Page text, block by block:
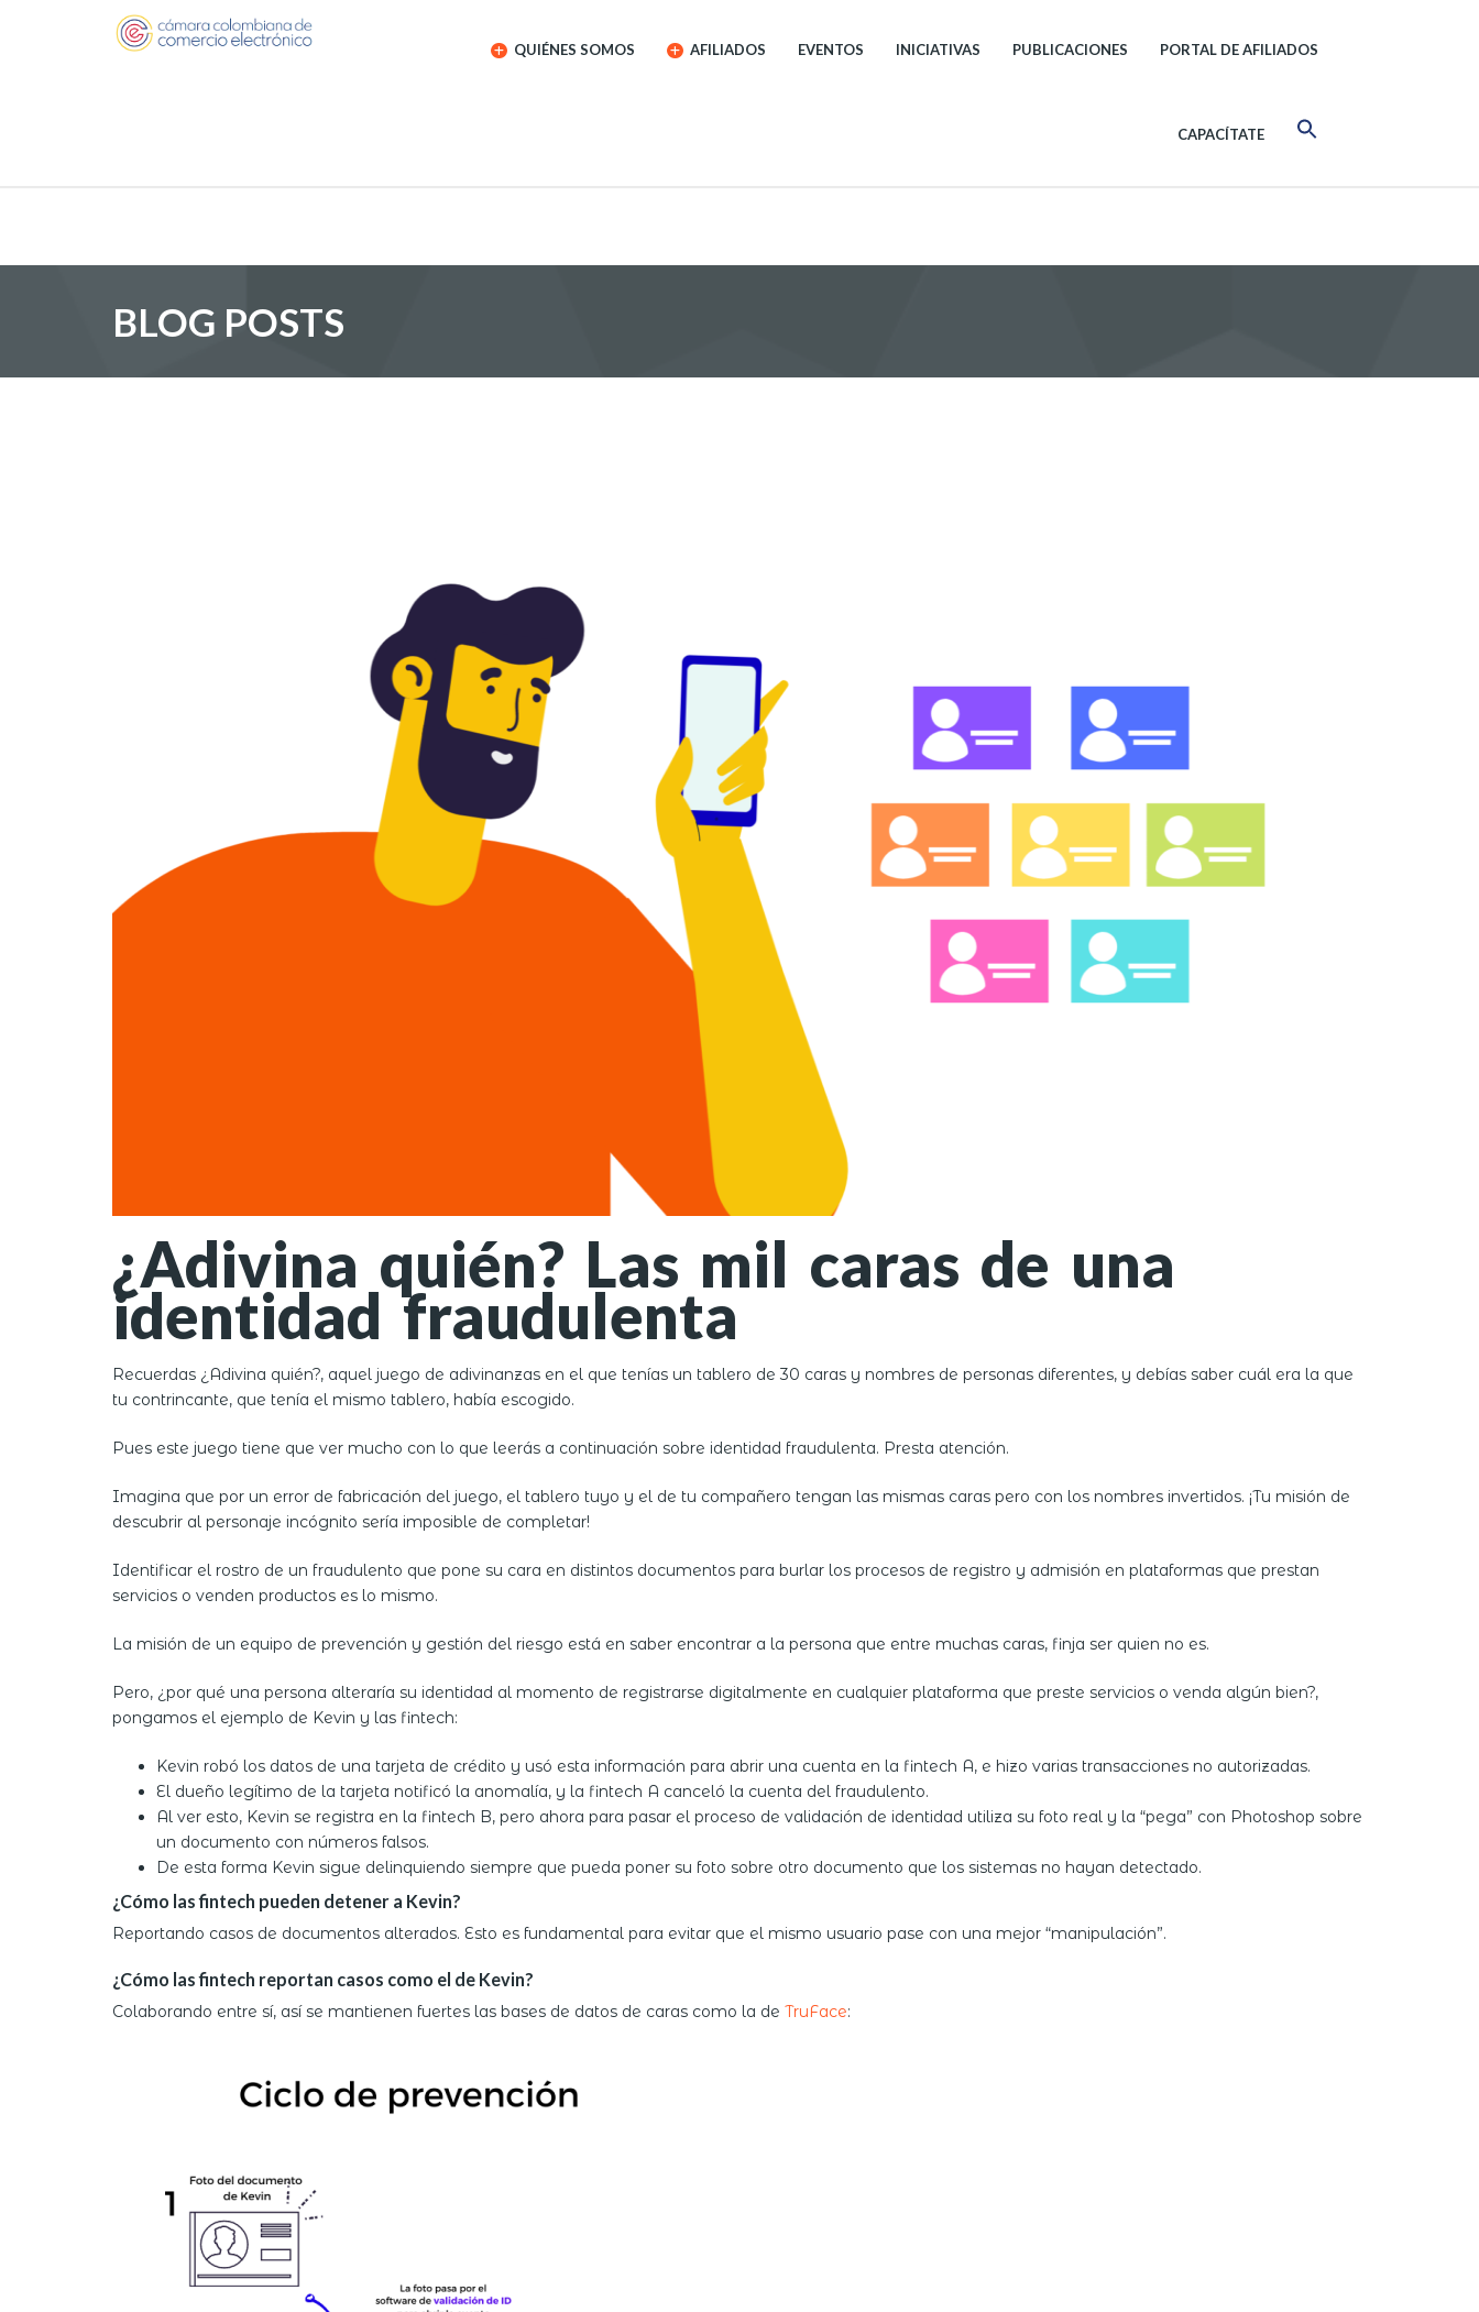
QUIÉNES SOMOS AFILIADOS EVENTOS INICIATIVAS PUBLICACIONES PORTAL DE AFILIADOS
CAPACÍTATE
BLOG POSTS
¿Adivina quién? Las mil caras de una
identidad fraudulenta
Recuerdas ¿Adivina quién?, aquel juego de adivinanzas en el que tenías un tablero de 30 caras y nombres de personas diferentes, y debías saber cuál era la que
tu contrincante, que tenía el mismo tablero, había escogido.
Pues este juego tiene que ver mucho con lo que leerás a continuación sobre identidad fraudulenta. Presta atención.
Imagina que por un error de fabricación del juego, el tablero tuyo y el de tu compañero tengan las mismas caras pero con los nombres invertidos. ¡Tu misión de
descubrir al personaje incógnito sería imposible de completar!
Identificar el rostro de un fraudulento que pone su cara en distintos documentos para burlar los procesos de registro y admisión en plataformas que prestan
servicios o venden productos es lo mismo.
La misión de un equipo de prevención y gestión del riesgo está en saber encontrar a la persona que entre muchas caras, finja ser quien no es.
Pero, ¿por qué una persona alteraría su identidad al momento de registrarse digitalmente en cualquier plataforma que preste servicios o venda algún bien?,
pongamos el ejemplo de Kevin y las fintech:
Kevin robó los datos de una tarjeta de crédito y usó esta información para abrir una cuenta en la fintech A, e hizo varias transacciones no autorizadas.
El dueño legítimo de la tarjeta notificó la anomalía, y la fintech A canceló la cuenta del fraudulento.
Al ver esto, Kevin se registra en la fintech B, pero ahora para pasar el proceso de validación de identidad utiliza su foto real y la “pega” con Photoshop sobre
un documento con números falsos.
De esta forma Kevin sigue delinquiendo siempre que pueda poner su foto sobre otro documento que los sistemas no hayan detectado.
¿Cómo las fintech pueden detener a Kevin?
Reportando casos de documentos alterados. Esto es fundamental para evitar que el mismo usuario pase con una mejor “manipulación”.
¿Cómo las fintech reportan casos como el de Kevin?
Colaborando entre sí, así se mantienen fuertes las bases de datos de caras como la de TruFace: